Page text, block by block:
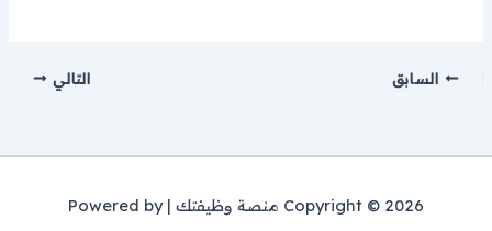
السابق التالي
Copyright © 2026 منصة وظيفتك | Powered by